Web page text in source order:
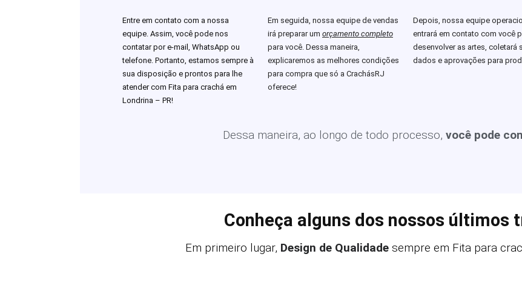
Entre em contato com a nossa
equipe. Assim, você pode nos
contatar por e-mail, WhatsApp ou
telefone. Portanto, estamos sempre à
sua disposição e prontos para lhe
atender com Fita para crachá em
Londrina – PR!
Em seguida, nossa equipe de vendas
irá preparar um orçamento completo
para você. Dessa maneira,
explicaremos as melhores condições
para compra que só a CrachásRJ
oferece!
Depois, nossa equipe
entrará em contato com você
desenvolver as artes, coletará
dados e aprovações para
Dessa maneira, ao longo de todo processo, você pode
Conheça alguns dos nossos últimos
Em primeiro lugar, Design de Qualidade sempre em Fita para